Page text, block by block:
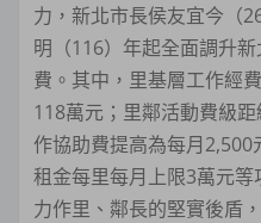
力，新北市長侯友宜今（
明（116）年起全面調升
費。其中，里基層工作經
118萬元；里鄰活動費級
作協助費提高為每月
租金每里每月上限3萬元
力作里、鄰長的堅實後盾